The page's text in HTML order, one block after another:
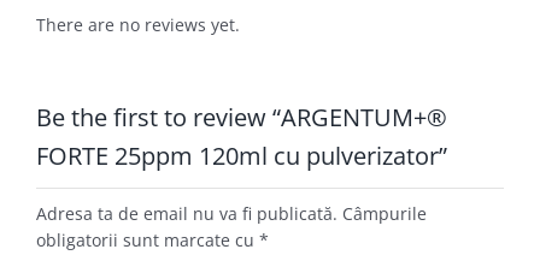
There are no reviews yet.
Be the first to review “ARGENTUM+®
FORTE 25ppm 120ml cu pulverizator”
Adresa ta de email nu va fi publicată. Câmpurile
obligatorii sunt marcate cu *